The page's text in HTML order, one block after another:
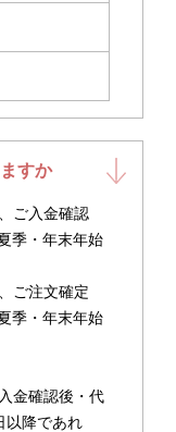
すか
ご入金確認
季・年末年始
ご注文確定
季・年末年始
金確認後・代
以降であれ